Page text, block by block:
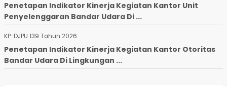
Penetapan Indikator Kinerja Kegiatan Kantor Unit
Penyelenggaran Bandar Udara Di ...
KP-DJPU 139 Tahun 2026
Penetapan Indikator Kinerja Kegiatan Kantor Otoritas
Bandar Udara Di Lingkungan ...